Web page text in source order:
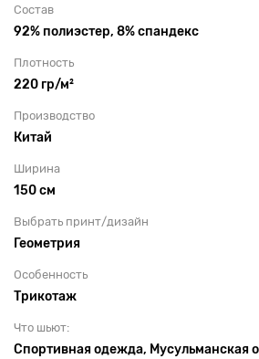
Состав
92% полиэстер, 8% спандекс
Плотность
220 гр/м²
Производство
Китай
Ширина
150 см
Выбрать принт/дизайн
Геометрия
Особенность
Трикотаж
Что шьют:
Спортивная одежда, Мусульманская